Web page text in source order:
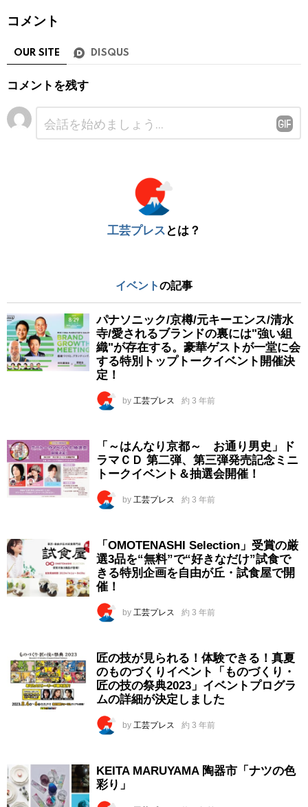
コメント
OUR SITE DISQUS
コメントを残す
工芸プレス とは？
イベントの記事
パナソニック/京樽/元キーエンス/清水
寺/愛されるブランドの裏には"強い組
織"が存在する。豪華ゲストが一堂に会
する特別トップトークイベント開催決
定！
by 工芸プレス 約 3 年前
「～はんなり京都～ お通り男史」ド
ラマＣＤ 第二弾、第三弾発売記念ミニ
トークイベント＆抽選会開催！
by 工芸プレス 約 3 年前
「OMOTENASHI Selection」受賞の厳
選3品を“無料”で“好きなだけ”試食で
きる特別企画を自由が丘・試食屋で開
催！
by 工芸プレス 約 3 年前
匠の技が見られる！体験できる！真夏
のものづくりイベント「ものづくり・
匠の技の祭典2023」イベントプログラ
ムの詳細が決定しました
by 工芸プレス 約 3 年前
KEITA MARUYAMA 陶器市「ナツの色
彩り」